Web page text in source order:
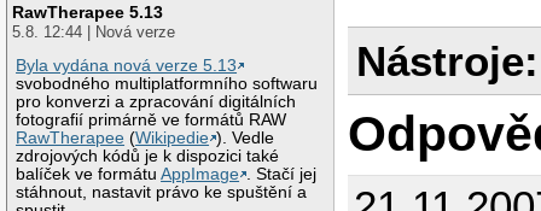
RawTherapee 5.13
5.8. 12:44 | Nová verze
Byla vydána nová verze 5.13
svobodného multiplatformního softwaru
pro konverzi a zpracování digitálních
fotografií primárně ve formátů RAW
RawTherapee (Wikipedie ). Vedle
zdrojových kódů je k dispozici také
balíček ve formátuAppImage . Stačí jej
stáhnout, nastavit právo ke spuštění a
Nástroje: